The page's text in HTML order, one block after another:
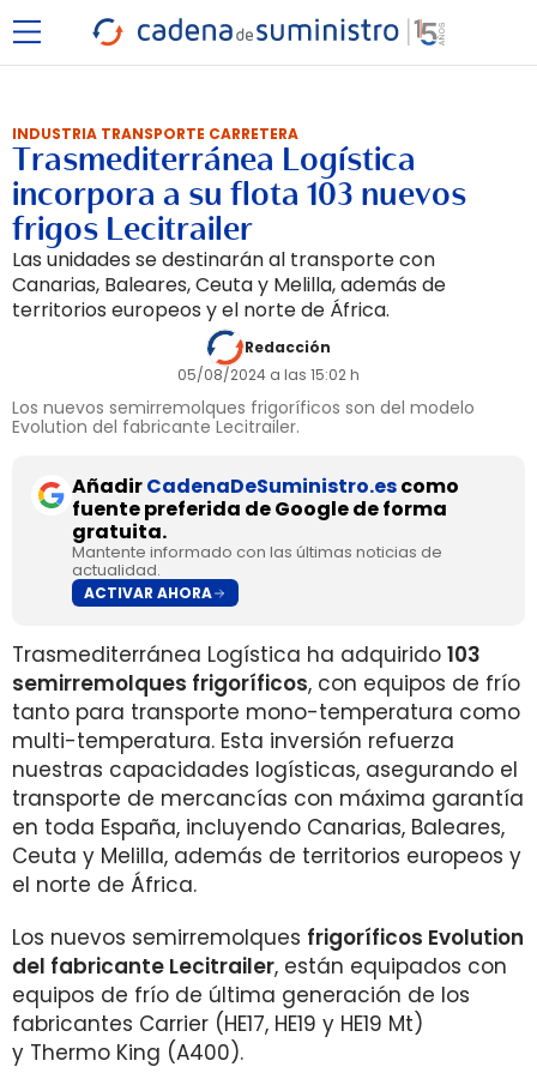
INDUSTRIA TRANSPORTE CARRETERA
Trasmediterránea Logística
incorpora a su flota 103 nuevos
frigos Lecitrailer
Las unidades se destinarán al transporte con
Canarias, Baleares, Ceuta y Melilla, además de
territorios europeos y el norte de África.
Redacción
05/08/2024 a las 15:02 h
Los nuevos semirremolques frigoríficos son del modelo
Evolution del fabricante Lecitrailer.
AñadirCadenaDeSuministro.escomo
fuente preferida de Google de forma
gratuita.
Mantente informado con las últimas noticias de
actualidad.
ACTIVAR AHORA
Trasmediterránea Logística ha adquirido 103
semirremolques frigoríficos, con equipos de frío
tanto para transporte mono-temperatura como
multi-temperatura. Esta inversión refuerza
nuestras capacidades logísticas, asegurando el
transporte de mercancías con máxima garantía
en toda España, incluyendo Canarias, Baleares,
Ceuta y Melilla, además de territorios europeos y
el norte de África.
Los nuevos semirremolques frigoríficos Evolution
del fabricante Lecitrailer, están equipados con
equipos de frío de última generación de los
fabricantes Carrier (HE17, HE19 y HE19 Mt)
y Thermo King (A400).